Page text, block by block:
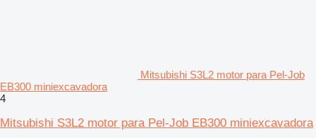
Mitsubishi S3L2 motor para Pel-Job
EB300 miniexcavadora
4
Mitsubishi S3L2 motor para Pel-Job EB300 miniexcavadora